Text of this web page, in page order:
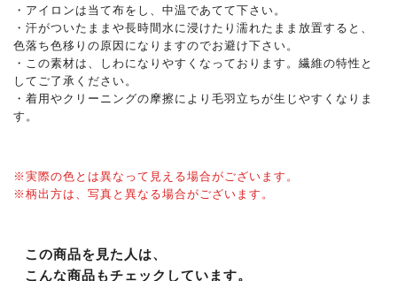
・アイロンは当て布をし、中温であてて下さい。
・汗がついたままや長時間水に浸けたり濡れたまま放置すると、
色落ち色移りの原因になりますのでお避け下さい。
・この素材は、しわになりやすくなっております。繊維の特性と
してご了承ください。
・着用やクリーニングの摩擦により毛羽立ちが生じやすくなりま
す。
※実際の色とは異なって見える場合がございます。
※柄出方は、写真と異なる場合がございます。
この商品を見た人は、
こんな商品もチェックしています。